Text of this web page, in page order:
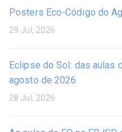
Posters Eco-Código do
29 Jul, 2026
Eclipse do Sol: das aulas
agosto de 2026
28 Jul, 2026